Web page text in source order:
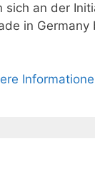
sich an der
in Germany